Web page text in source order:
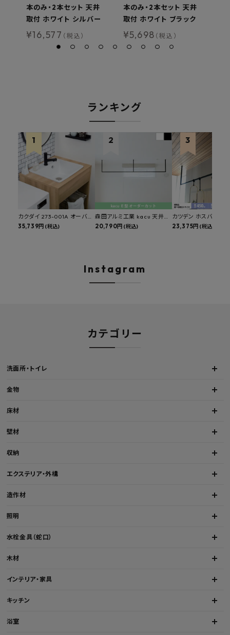
本のみ・2本セット 天井
取付 ホワイト シルバー
¥16,577 （税込）
本のみ・2本セット 天井
取付 ホワイト ブラック
¥5,698 （税込）
ランキング
カクダイ 273-001A オーバー
カウンタースロップシンク 選
35,739円 (税込)
森田アルミ工業 kacu 天井付
け物干し E型 サイズオーダー
20,790円 (税込)
カツデン ホスバ 天井
物干し 標準サイズ ス
23,375円 (税込)
Instagram
カテゴリー
洗面所・トイレ
金物
床材
壁材
収納
エクステリア・外構
造作材
照明
水栓金具（蛇口）
木材
インテリア・家具
キッチン
浴室